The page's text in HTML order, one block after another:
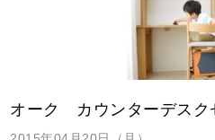
オーク カウンターデスク